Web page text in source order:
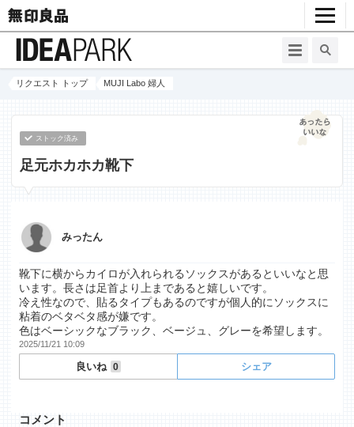
リクエスト トップ MUJI Labo 婦人
ストック済み
足元ホカホカ靴下
みったん
靴下に横からカイロが入れられるソックスがあるといいなと思
います。長さは足首より上まであると嬉しいです。
冷え性なので、貼るタイプもあるのですが個人的にソックスに
粘着のベタベタ感が嫌です。
色はベーシックなブラック、ベージュ、グレーを希望します。
2025/11/21 10:09
良いね 0 シェア
コメント